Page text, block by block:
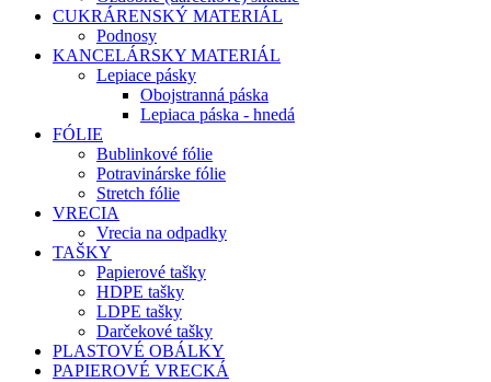
CUKRÁRENSKÝ MATERIÁL
Podnosy
KANCELÁRSKY MATERIÁL
Lepiace pásky
Obojstranná páska
Lepiaca páska - hnedá
FÓLIE
Bublinkové fólie
Potravinárske fólie
Stretch fólie
VRECIA
Vrecia na odpadky
TAŠKY
Papierové tašky
HDPE tašky
LDPE tašky
Darčekové tašky
PLASTOVÉ OBÁLKY
PAPIEROVÉ VRECKÁ